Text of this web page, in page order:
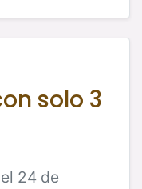
solo 3
24 de